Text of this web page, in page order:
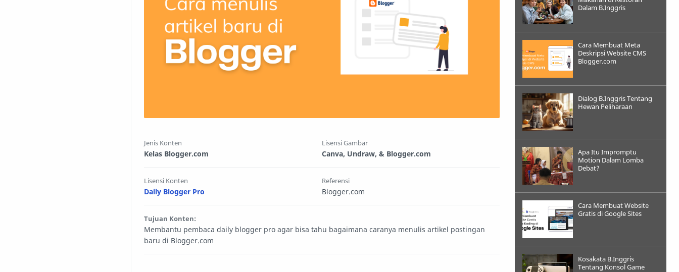
Jenis Konten
Kelas Blogger.com
Lisensi Gambar
Canva, Undraw, & Blogger.com
Lisensi Konten
Daily Blogger Pro
Referensi
Blogger.com
Tujuan Konten:
Membantu pembaca daily blogger pro agar bisa tahu bagaimana caranya menulis artikel postingan
baru di Blogger.com
Dalam B.Inggris
Cara Membuat Meta
Deskripsi Website CMS
Blogger.com
Dialog B.Inggris Tentang
Hewan Peliharaan
Apa Itu Impromptu
Motion Dalam Lomba
Debat?
Cara Membuat Website
Gratis di Google Sites
Kosakata B.Inggris
Tentang Konsol Game